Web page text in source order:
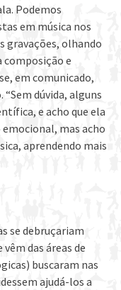
Podemos
em música nos
gravações, olhando
composição e
em comunicado,
“Sem dúvida, alguns
e acho que ela
mas acho
aprendendo mais
se debruçariam
das áreas de
buscaram nas
ajudá-los a